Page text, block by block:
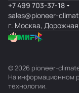
+7 499 703-37-18
sales@pioneer-
г. Москва, Дорожная
© 2026 pioneer-
На информационном
технологии.